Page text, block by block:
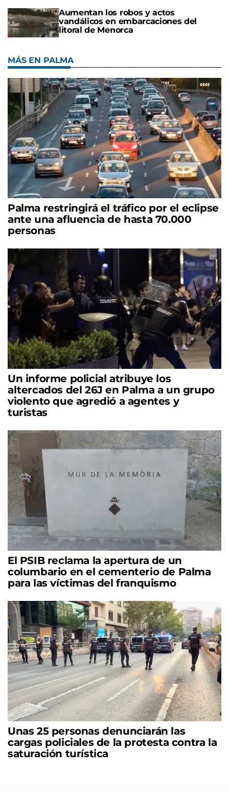
Aumentan los robos y actos
vandálicos en embarcaciones del
litoral de Menorca
MÁS EN PALMA
Palma restringirá el tráfico por el eclipse
ante una afluencia de hasta 70.000
personas
Un informe policial atribuye los
altercados del 26J en Palma a un grupo
violento que agredió a agentes y
turistas
El PSIB reclama la apertura de un
columbario en el cementerio de Palma
para las víctimas del franquismo
Unas 25 personas denunciarán las
cargas policiales de la protesta contra la
saturación turística